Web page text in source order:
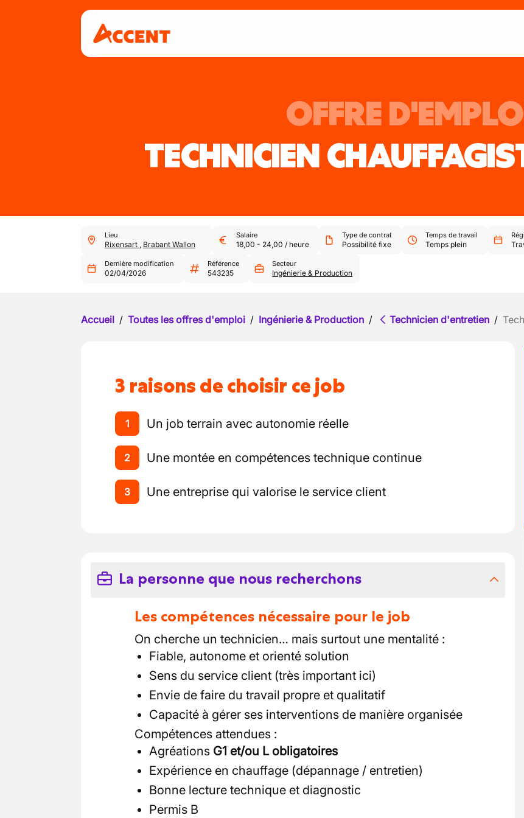
OFFRE
TECHNICIEN
Lieu
Rixensart , Brabant Wallon
Salaire
18,00 - 24,00 / heure
Type de contrat
Possibilité fixe
Temps de travail
Temps plein
Dernière modification
02/04/2026
Référence
543235
Secteur
Ingénierie & Production
Accueil / Toutes les offres d'emploi / Ingénierie & Production / Technicien d'entretien /
3 raisons de choisir ce job
1 Un job terrain avec autonomie réelle
2 Une montée en compétences technique continue
3 Une entreprise qui valorise le service client
La personne que nous recherchons
Les compétences nécessaire pour le job
On cherche un technicien… mais surtout une mentalité :
Fiable, autonome et orienté solution
Sens du service client (très important ici)
Envie de faire du travail propre et qualitatif
Capacité à gérer ses interventions de manière organisée
Compétences attendues :
Agréations G1 et/ou L obligatoires
Expérience en chauffage (dépannage / entretien)
Bonne lecture technique et diagnostic
Permis B